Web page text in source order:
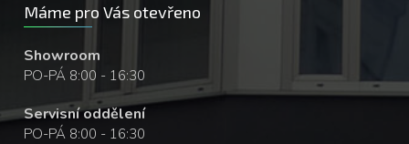
Máme pro Vás otevřeno
Showroom
PO-PÁ 8:00 - 16:30
Servisní oddělení
PO-PÁ 8:00 - 16:30